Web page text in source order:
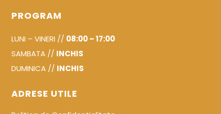
PROGRAM
LUNI – VINERI // 08:00 – 17:00
SAMBATA // INCHIS
DUMINICA // INCHIS
ADRESE UTILE